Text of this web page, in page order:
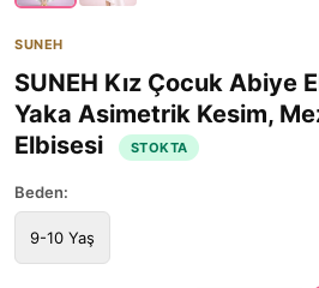
SUNEH
SUNEH Kız Çocuk Abiye
Yaka Asimetrik Kesim,
Elbisesi
STOKTA
Beden:
9-10 Yaş